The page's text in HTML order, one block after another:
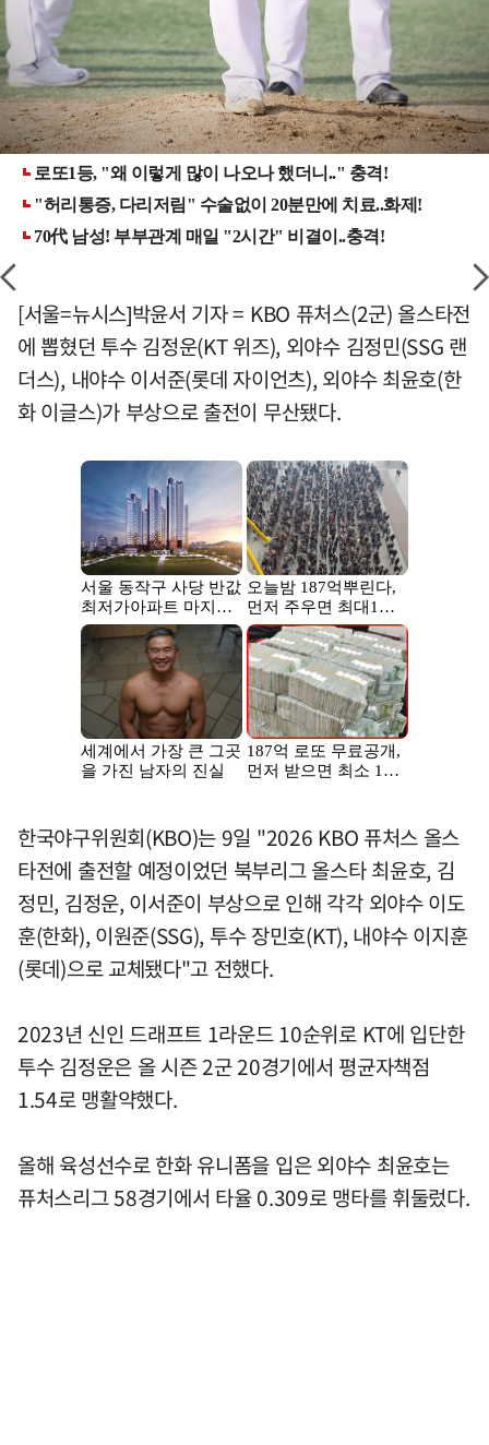
[서울=뉴시스]박윤서 기자 = KBO 퓨처스(2군) 올스타전
에 뽑혔던 투수 김정운(KT 위즈), 외야수 김정민(SSG 랜
더스), 내야수 이서준(롯데 자이언츠), 외야수 최윤호(한
화 이글스)가 부상으로 출전이 무산됐다.
한국야구위원회(KBO)는 9일 "2026 KBO 퓨처스 올스
타전에 출전할 예정이었던 북부리그 올스타 최윤호, 김
정민, 김정운, 이서준이 부상으로 인해 각각 외야수 이도
훈(한화), 이원준(SSG), 투수 장민호(KT), 내야수 이지훈
(롯데)으로 교체됐다"고 전했다.
2023년 신인 드래프트 1라운드 10순위로 KT에 입단한
투수 김정운은 올 시즌 2군 20경기에서 평균자책점
1.54로 맹활약했다.
올해 육성선수로 한화 유니폼을 입은 외야수 최윤호는
퓨처스리그 58경기에서 타율 0.309로 맹타를 휘둘렀다.